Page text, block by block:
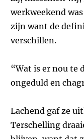
werkweekend
zijn want de
verschillen.
“Wat is er nou te
ongeduld en
Lachend gaf ze
Terschelling